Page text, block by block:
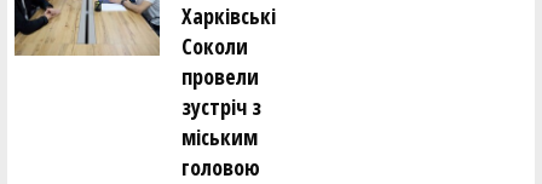
Харківські
Соколи
провели
зустріч з
міським
головою